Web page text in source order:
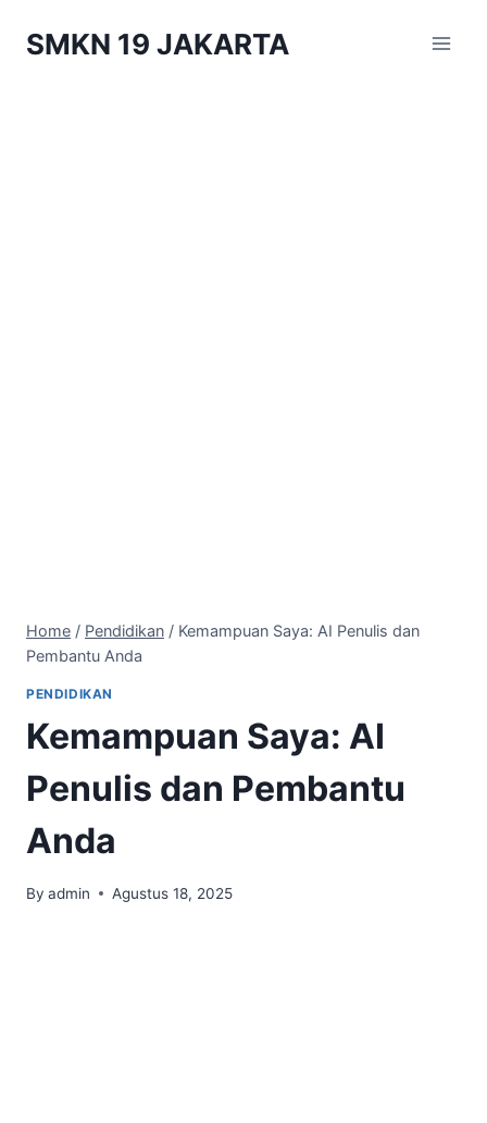
SMKN 19 JAKARTA
Home / Pendidikan / Kemampuan Saya: AI Penulis dan
Pembantu Anda
PENDIDIKAN
Kemampuan Saya: AI
Penulis dan Pembantu
Anda
By admin Agustus 18, 2025